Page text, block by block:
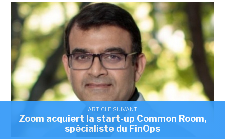
ARTICLE SUIVANT
Zoom acquiert la start-up Common Room,
spécialiste du FinOps